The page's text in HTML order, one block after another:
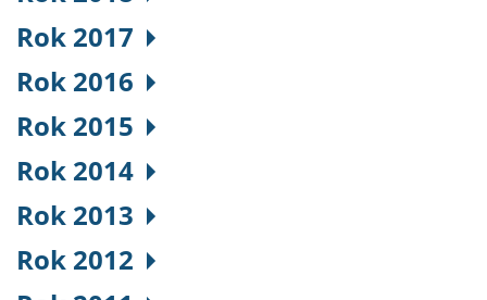
Rok 2017
Rok 2016
Rok 2015
Rok 2014
Rok 2013
Rok 2012